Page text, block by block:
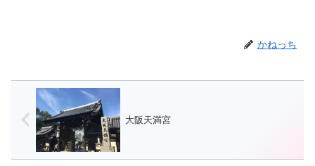
かねっち
大阪天満宮